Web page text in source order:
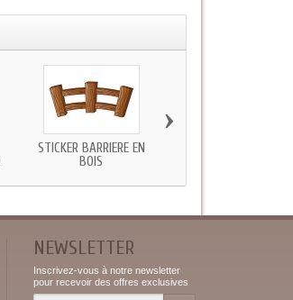
STICKER BARRIÈRE EN
BOIS
›
NEWSLETTER
Inscrivez-vous à notre newsletter
pour recevoir des offres exclusives